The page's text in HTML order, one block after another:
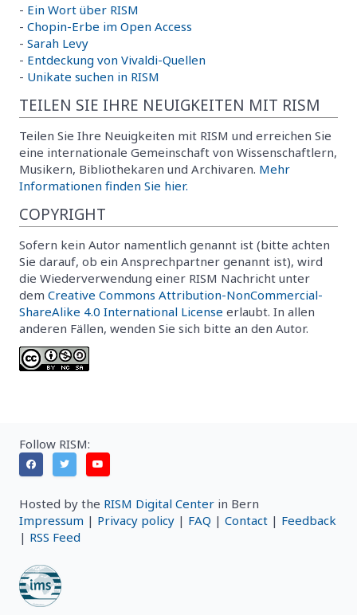
- Ein Wort über RISM
- Chopin-Erbe im Open Access
- Sarah Levy
- Entdeckung von Vivaldi-Quellen
- Unikate suchen in RISM
TEILEN SIE IHRE NEUIGKEITEN MIT RISM
Teilen Sie Ihre Neuigkeiten mit RISM und erreichen Sie
eine internationale Gemeinschaft von Wissenschaftlern,
Musikern, Bibliothekaren und Archivaren. Mehr
Informationen finden Sie hier.
COPYRIGHT
Sofern kein Autor namentlich genannt ist (bitte achten
Sie darauf, ob ein Ansprechpartner genannt ist), wird
die Wiederverwendung einer RISM Nachricht unter
dem Creative Commons Attribution-NonCommercial-
ShareAlike 4.0 International License erlaubt. In allen
anderen Fällen, wenden Sie sich bitte an den Autor.
Follow RISM:
Hosted by the RISM Digital Center in Bern
Impressum | Privacy policy | FAQ | Contact | Feedback
| RSS Feed